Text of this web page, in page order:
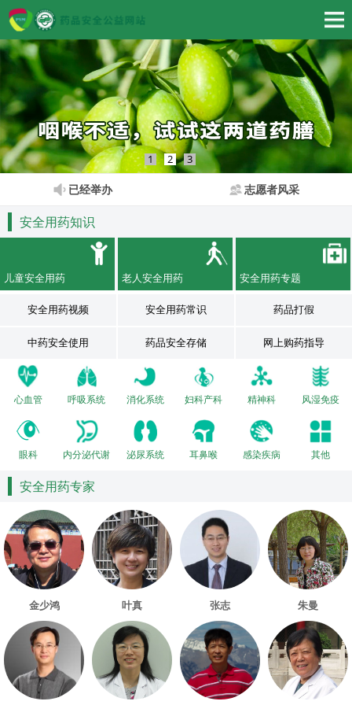
1 2 3
已经举办 志愿者风采
安全用药知识
儿童安全用药 老人安全用药 安全用药专题
安全用药视频 安全用药常识 药品打假
中药安全使用 药品安全存储 网上购药指导
心血管 呼吸系统 消化系统 妇科产科 精神科 风湿免疫
眼科 内分泌代谢 泌尿系统 耳鼻喉 感染疾病 其他
安全用药专家
金少鸿 叶真 张志 朱曼